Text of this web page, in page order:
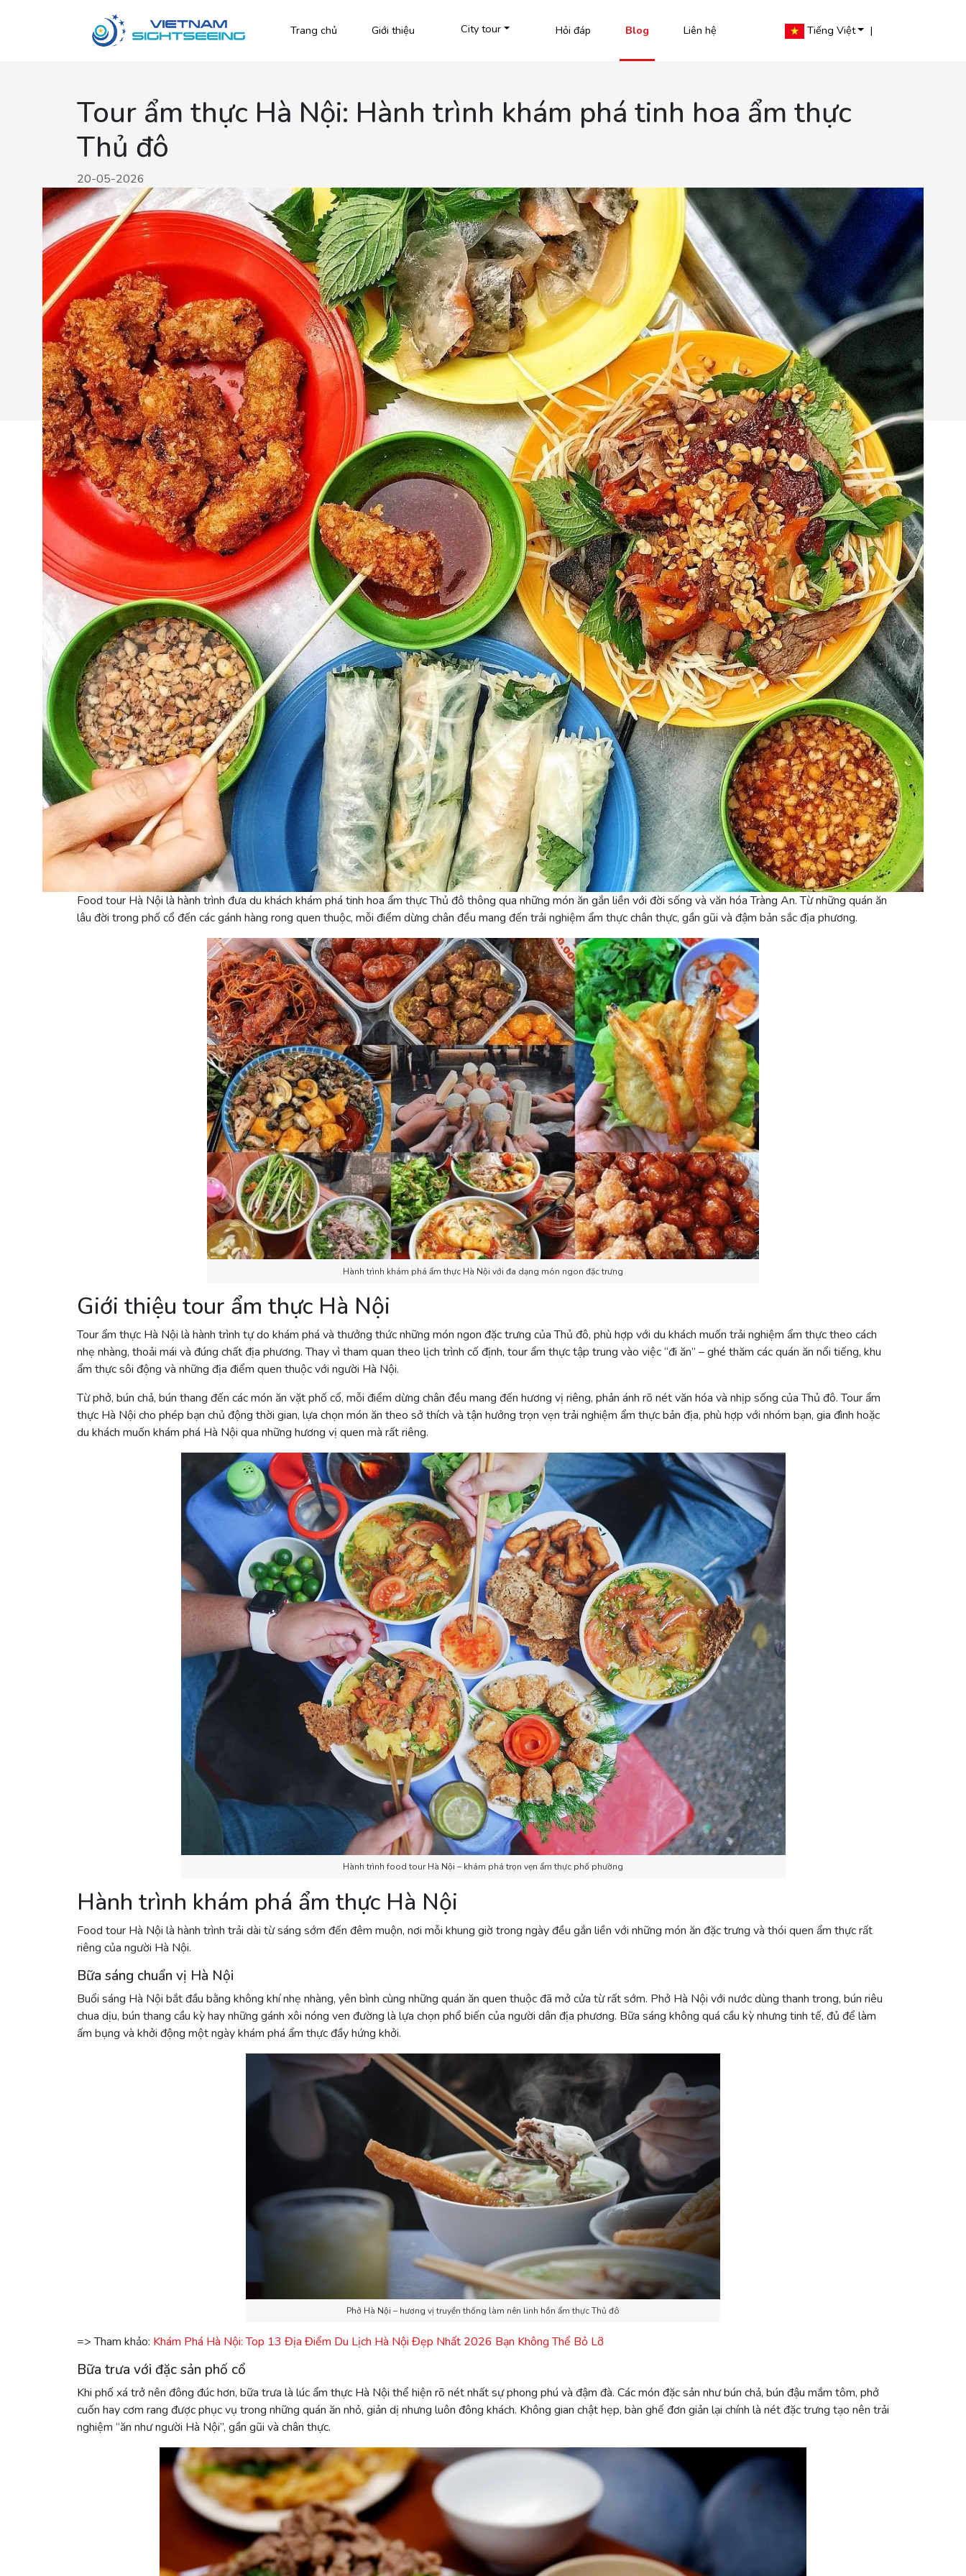
Trang chủ Giới thiệu City tour Hỏi đáp Blog Liên hệ Tiếng Việt |
Tour ẩm thực Hà Nội: Hành trình khám phá tinh hoa ẩm thực
Thủ đô
20-05-2026
Food tour Hà Nội là hành trình đưa du khách khám phá tinh hoa ẩm thực Thủ đô thông qua những món ăn gắn liền với đời sống và văn hóa Tràng An. Từ những quán ăn
lâu đời trong phố cổ đến các gánh hàng rong quen thuộc, mỗi điểm dừng chân đều mang đến trải nghiệm ẩm thực chân thực, gần gũi và đậm bản sắc địa phương.
Hành trình khám phá ẩm thực Hà Nội với đa dạng món ngon đặc trưng
Giới thiệu tour ẩm thực Hà Nội
Tour ẩm thực Hà Nội là hành trình tự do khám phá và thưởng thức những món ngon đặc trưng của Thủ đô, phù hợp với du khách muốn trải nghiệm ẩm thực theo cách
nhẹ nhàng, thoải mái và đúng chất địa phương. Thay vì tham quan theo lịch trình cố định, tour ẩm thực tập trung vào việc “đi ăn” – ghé thăm các quán ăn nổi tiếng, khu
ẩm thực sôi động và những địa điểm quen thuộc với người Hà Nội.
Từ phở, bún chả, bún thang đến các món ăn vặt phố cổ, mỗi điểm dừng chân đều mang đến hương vị riêng, phản ánh rõ nét văn hóa và nhịp sống của Thủ đô. Tour ẩm
thực Hà Nội cho phép bạn chủ động thời gian, lựa chọn món ăn theo sở thích và tận hưởng trọn vẹn trải nghiệm ẩm thực bản địa, phù hợp với nhóm bạn, gia đình hoặc
du khách muốn khám phá Hà Nội qua những hương vị quen mà rất riêng.
Hành trình food tour Hà Nội – khám phá trọn vẹn ẩm thực phố phường
Hành trình khám phá ẩm thực Hà Nội
Food tour Hà Nội là hành trình trải dài từ sáng sớm đến đêm muộn, nơi mỗi khung giờ trong ngày đều gắn liền với những món ăn đặc trưng và thói quen ẩm thực rất
riêng của người Hà Nội.
Bữa sáng chuẩn vị Hà Nội
Buổi sáng Hà Nội bắt đầu bằng không khí nhẹ nhàng, yên bình cùng những quán ăn quen thuộc đã mở cửa từ rất sớm. Phở Hà Nội với nước dùng thanh trong, bún riêu
chua dịu, bún thang cầu kỳ hay những gánh xôi nóng ven đường là lựa chọn phổ biến của người dân địa phương. Bữa sáng không quá cầu kỳ nhưng tinh tế, đủ để làm
ấm bụng và khởi động một ngày khám phá ẩm thực đầy hứng khởi.
Phở Hà Nội – hương vị truyền thống làm nên linh hồn ẩm thực Thủ đô
=> Tham khảo: Khám Phá Hà Nội: Top 13 Địa Điểm Du Lịch Hà Nội Đẹp Nhất 2026 Bạn Không Thể Bỏ Lỡ
Bữa trưa với đặc sản phố cổ
Khi phố xá trở nên đông đúc hơn, bữa trưa là lúc ẩm thực Hà Nội thể hiện rõ nét nhất sự phong phú và đậm đà. Các món đặc sản như bún chả, bún đậu mắm tôm, phở
cuốn hay cơm rang được phục vụ trong những quán ăn nhỏ, giản dị nhưng luôn đông khách. Không gian chật hẹp, bàn ghế đơn giản lại chính là nét đặc trưng tạo nên trải
nghiệm “ăn như người Hà Nội”, gần gũi và chân thực.